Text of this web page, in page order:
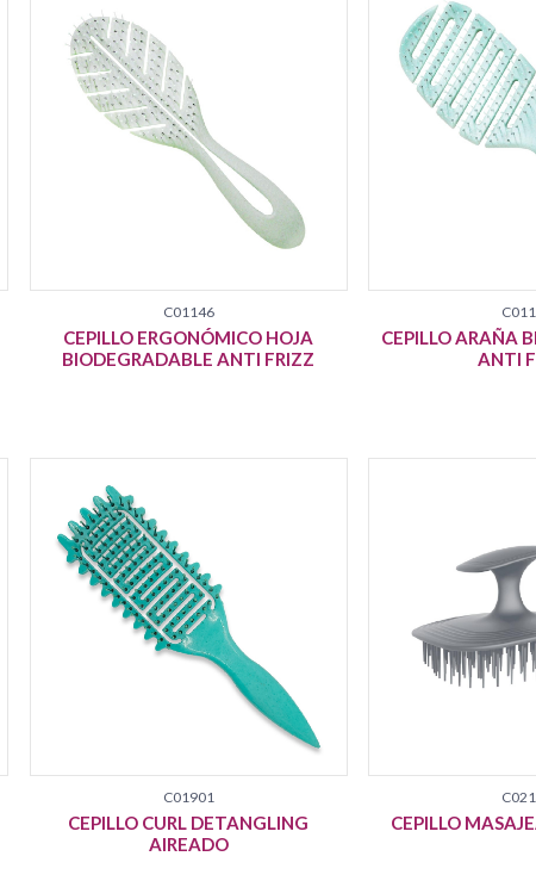
C01146
CEPILLO ERGONÓMICO HOJA
BIODEGRADABLE ANTI FRIZZ
CEPILLO ARAÑA
ANTI
C01901
CEPILLO CURL DETANGLING
AIREADO
CEPILLO